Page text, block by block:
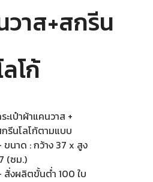
วาส+สกรีน
ลโก้
ะเป๋าผ้าแคนวาส +
รีนโลโก้ตามแบบ
ขนาด : กว้าง 37 x สูง
(ซม.)
สั่งผลิตขั้นต่ำ 100 ใบ